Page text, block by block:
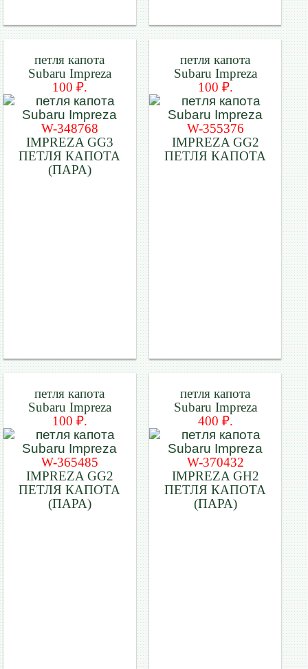
петля капота
Subaru Impreza
100 ₽.
W-348768
IMPREZA GG3
ПЕТЛЯ КАПОТА
(ПАРА)
петля капота
Subaru Impreza
100 ₽.
W-355376
IMPREZA GG2
ПЕТЛЯ КАПОТА
петля капота
Subaru Impreza
100 ₽.
W-365485
IMPREZA GG2
ПЕТЛЯ КАПОТА
(ПАРА)
петля капота
Subaru Impreza
400 ₽.
W-370432
IMPREZA GH2
ПЕТЛЯ КАПОТА
(ПАРА)